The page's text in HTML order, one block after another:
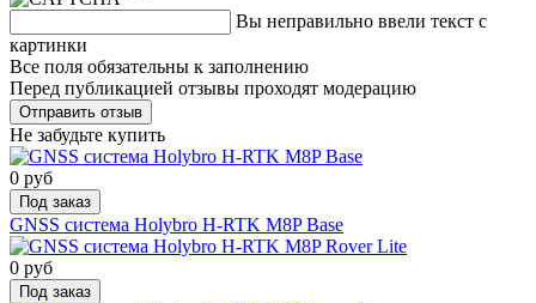
Вы неправильно ввели текст с
картинки
Все поля обязательны к заполнению
Перед публикацией отзывы проходят модерацию
Не забудьте купить
0 руб
Под заказ
GNSS система Holybro H-RTK M8P Base
0 руб
Под заказ